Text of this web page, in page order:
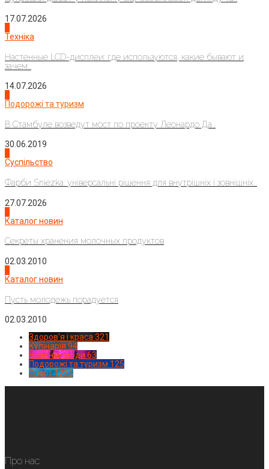
17.07.2026
Техніка
Настенные LCD-дисплеи: где используются, какие бывают и
зачем...
14.07.2026
Подорожі та туризм
В Стамбуле возведут мост по проекту Леонардо Да...
30.06.2019
Суспільство
Фарби Sniezka: універсальні рішення для внутрішніх і зовнішніх...
27.07.2026
Каталог новин
Секреты хранения молочных продуктов
02.03.2010
Каталог новин
Пусть молодежь порадуется
02.03.2010
Здоров'я і краса 321
Кулінарія 94
Новинки моди 63
Подорожі та туризм 125
Спорт1224
Про нас